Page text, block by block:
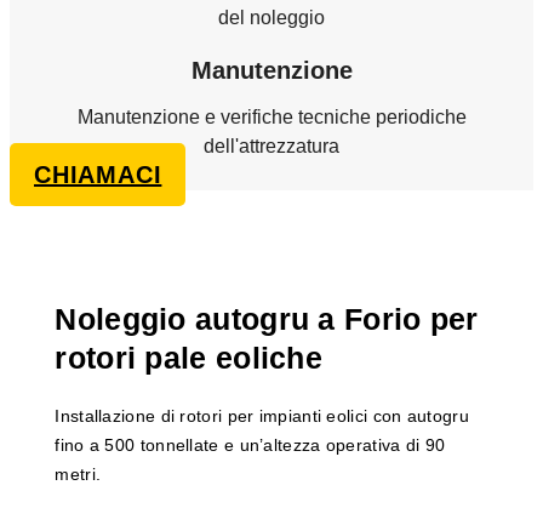
del noleggio
Manutenzione
Manutenzione e verifiche tecniche periodiche
dell'attrezzatura
CHIAMACI
Noleggio autogru a Forio per
rotori pale eoliche
Installazione di rotori per impianti eolici con autogru
fino a 500 tonnellate e un’altezza operativa di 90
metri.